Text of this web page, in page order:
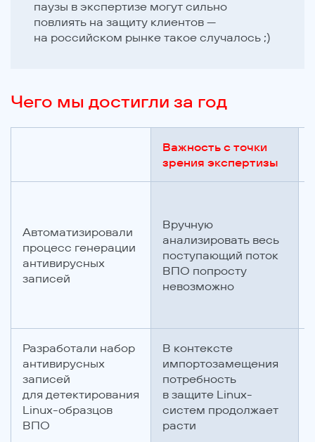
паузы в экспертизе могут сильно
повлиять на защиту клиентов —
на российском рынке такое случалось ;)
Чего мы достигли за год
Важность с точки
зрения экспертизы
Автоматизировали
процесс генерации
антивирусных
записей
Вручную
анализировать весь
поступающий поток
ВПО попросту
невозможно
Разработали набор
антивирусных
записей
для детектирования
Linux-образцов
ВПО
В контексте
импортозамещения
потребность
в защите Linux-
систем продолжает
расти